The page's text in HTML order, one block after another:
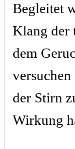
Begleitet
Klang der
dem
der Stirn
Wirkung